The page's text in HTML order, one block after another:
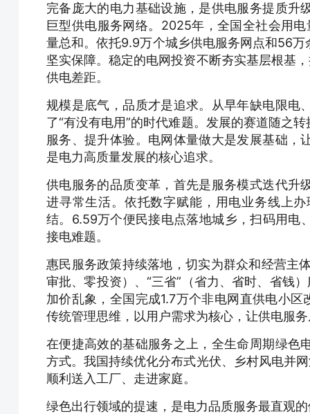
完备庞大的电力基础设施，是供电服务提质升
巨型供电服务网络。2025年，全国全社会用
量总和。依托9.9万个城乡供电服务网点和56
坚实保障。稳定的电网投资不断夯实基层根基
供电差距。
规模是底气，品质才是追求。从早年缺电限电
了“有没有电用”的时代难题。发展的赛道随之
服务、提升体验。电网体量做大是发展基础，
是电力高质量发展的核心追求。
供电服务的品质变革，首先是服务模式迭代升
进寻常生活。依托数字赋能，用电业务线上
结。6.59万个便民接电点落地城乡，扫码用电
接电难题。
惠民服务政策持续落地，切实为群众和经营主
审批、零投资）、“三省”（省力、省时、省钱
加价乱象，全国完成1.7万个非电网直供电小
传统管理思维，以用户需求为核心，让供电服
在便捷高效的基础服务之上，全生命周期绿色
方式。我国持续优化分布式光伏、乡村风电并
顺利送入工厂、走进家庭。
绿色出行领域的提速，是电力品质服务最直观